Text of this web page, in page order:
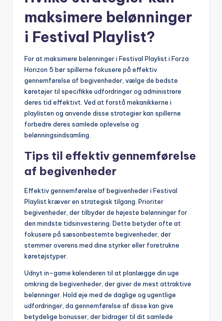
maksimere belønninger
i Festival Playlist?
For at maksimere belønninger i Festival Playlist i Forza
Horizon 5 bør spillerne fokusere på effektiv
gennemførelse af begivenheder, vælge de bedste
køretøjer til specifikke udfordringer og administrere
deres tid effektivt. Ved at forstå mekanikkerne i
playlisten og anvende disse strategier kan spillerne
forbedre deres samlede oplevelse og
belønningsindsamling.
Tips til effektiv gennemførelse
af begivenheder
Effektiv gennemførelse af begivenheder i Festival
Playlist kræver en strategisk tilgang. Prioriter
begivenheder, der tilbyder de højeste belønninger for
den mindste tidsinvestering. Dette betyder ofte at
fokusere på sæsonbestemte begivenheder, der
stemmer overens med dine styrker eller foretrukne
køretøjstyper.
Udnyt in-game kalenderen til at planlægge din uge
omkring de begivenheder, der giver de mest attraktive
belønninger. Hold øje med de daglige og ugentlige
udfordringer, da gennemførelse af disse kan give
betydelige bonusser, der bidrager til dit samlede